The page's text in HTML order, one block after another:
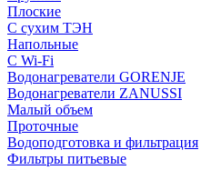
Плоские
С сухим ТЭН
Напольные
С Wi-Fi
Водонагреватели GORENJE
Водонагреватели ZANUSSI
Малый объем
Проточные
Водоподготовка и фильтрация
Фильтры питьевые